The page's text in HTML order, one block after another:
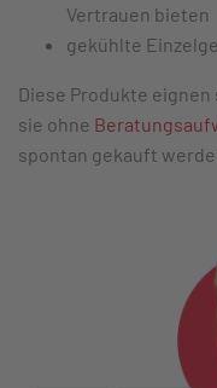
Vertrauen bieten
gekühlte
Diese Produkte
sie ohne
spontan gekauft